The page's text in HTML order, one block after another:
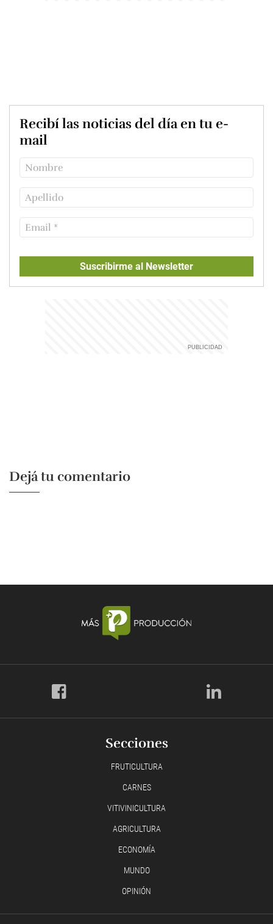
Recibí las noticias del día en tu e-
mail
Suscribirme al Newsletter
Dejá tu comentario
Secciones
FRUTICULTURA
CARNES
VITIVINICULTURA
AGRICULTURA
ECONOMÍA
MUNDO
OPINIÓN